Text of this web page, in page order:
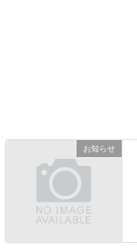
お知らせ